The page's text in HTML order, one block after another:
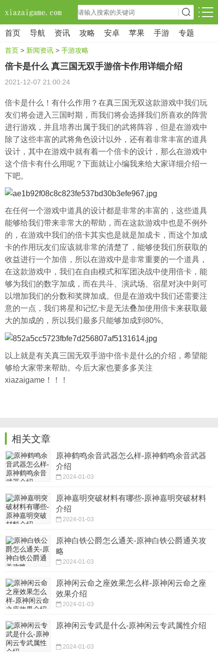
首页 导航 资讯 攻略 安卓 苹果 手游 专题
首页 > 新闻资讯 > 手游攻略
倍卡是什么 真三国无双手游倍卡作用详细介绍
2021-12-07 21:00:24
倍卡是什么！有什么作用？在真三国无双这款游戏中我们玩
友们将会进入三国时期，而我们将会选择我们所喜欢的阵营
进行游戏，并且培养出属于我们的武将阵容，但是在游戏中
除了这些丰富的武将角色设计以外，还有着非常丰富的道具
设计，其中在游戏中就有着一个倍卡的设计，那么在游戏中
这个倍卡有什么用呢？下面就让小编我来给大家详细介绍一
下吧。
在任何一个游戏中道具的设计都是非常的丰富的，这些道具
能够给我们带来非常大的帮助，而在这款游戏中也是不例外
的，在游戏中我们的倍卡其实也是就是加成卡，而这个加成
卡的作用玩友们应该就非常的清楚了，能够使我们所获取的
收益进行一个加倍，所以在游戏中是非常重要的一个道具，
在这款游戏中，我们在自由模式和军团决战中使用倍卡，能
够为我们的数字加成，而在共斗、演武场、宿星对决中则可
以增加我们的分数和奖牌加成。但是在游戏中我们还需要注
意的一点，我们将星和记忆卡是无法叠加使用倍卡来获取最
大的加成的，所以我们最多只能够加成到80%。
以上就是有关真三国无双手游中倍卡是什么的介绍，希望能
够给大家带来帮助。今后大家也要多多关注
xiazaigame！！！
相关文章
原神鹤鸣余音武器怎么样-原神鹤鸣余音武器
介绍
2024-01-03
原神嘉明突破材料有哪些-原神嘉明突破材料
介绍
2024-01-03
原神白铁公爵怎么通关-原神白铁公爵通关攻
略
2024-01-03
原神闲云命之座效果怎么样-原神闲云命之座
效果介绍
2024-01-03
原神闲云专武是什么-原神闲云专武属性介绍
2024-01-03